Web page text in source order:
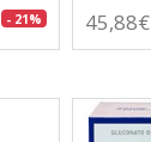
- 21% 45,88€